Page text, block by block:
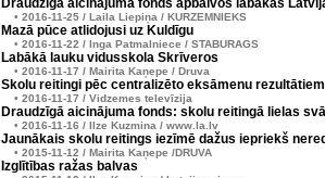
Draudzīgā aicinājuma fonds apbalvos labākās
• 2016-11-25 / Laila Liepiņa / KURZEMNIEKS
Mazā pūce atlidojusi uz Kuldīgu
• 2016-11-22 / Inga Patmalniece / STABURAGS
Labākā lauku vidusskola Skrīveros
• 2016-11-17 / Mairita Kaņepe / Druva
Skolu reitingi pēc centralizēto eksāmenu rezultātiem
• 2016-11-17 / Vidzemes televīzija
Draudzīgā aicinājuma fonds: skolu reitingā lielas
• 2016-11-16 / Ilze Kuzmina / www.la.lv
Jaunākais skolu reitings iezīmē dažus iepriekš
• 2015-11-12 / Mairita Kaņepe /DRUVA
Izglītības ražas balvas